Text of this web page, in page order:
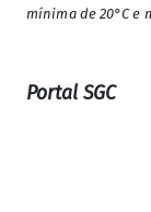
mínima de 20°C e
Portal SGC